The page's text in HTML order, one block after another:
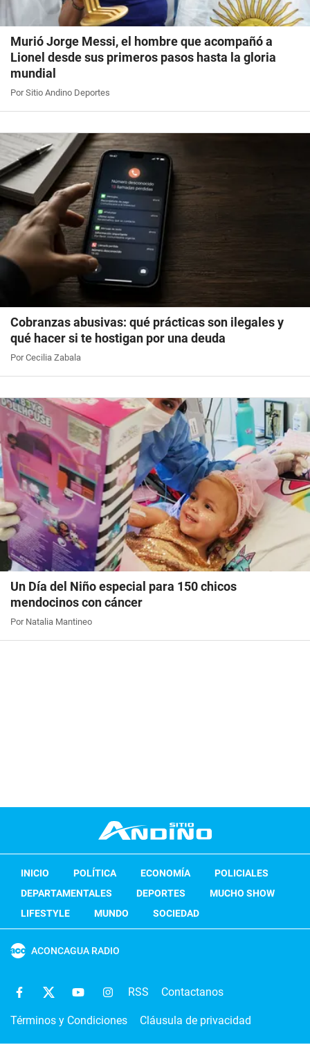
Murió Jorge Messi, el hombre que acompañó a
Lionel desde sus primeros pasos hasta la gloria
mundial
Por Sitio Andino Deportes
Cobranzas abusivas: qué prácticas son ilegales y
qué hacer si te hostigan por una deuda
Por Cecilia Zabala
Un Día del Niño especial para 150 chicos
mendocinos con cáncer
Por Natalia Mantineo
INICIO POLÍTICA ECONOMÍA
POLICIALES
DEPARTAMENTALES
DEPORTES
MUCHO SHOW
LIFESTYLE
MUNDO SOCIEDAD
ACONCAGUA RADIO
RSS Contactanos
Términos y Condiciones Cláusula de privacidad